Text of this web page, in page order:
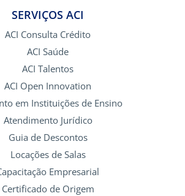
SERVIÇOS ACI
ACI Consulta Crédito
ACI Saúde
ACI Talentos
ACI Open Innovation
em Instituições de Ensino
Atendimento Jurídico
Guia de Descontos
Locações de Salas
Empresarial
Certificado de Origem